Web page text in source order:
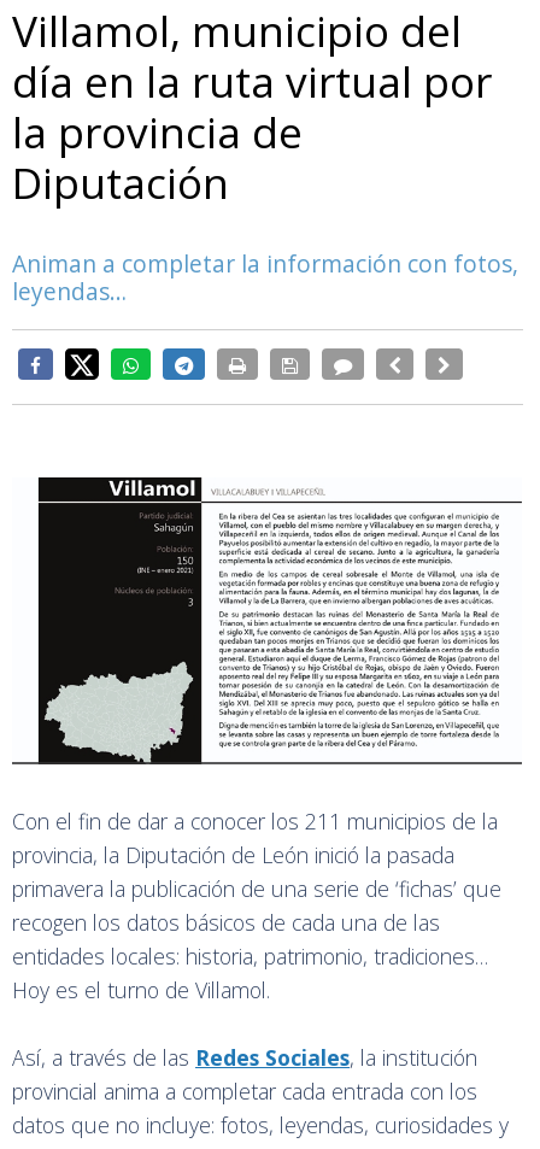
Villamol, municipio del
día en la ruta virtual por
la provincia de
Diputación
Animan a completar la información con fotos,
leyendas…
Con el fin de dar a conocer los 211 municipios de la
provincia, la Diputación de León inició la pasada
primavera la publicación de una serie de ‘fichas’ que
recogen los datos básicos de cada una de las
entidades locales: historia, patrimonio, tradiciones…
Hoy es el turno de Villamol.
Así, a través de las Redes Sociales, la institución
provincial anima a completar cada entrada con los
datos que no incluye: fotos, leyendas, curiosidades y